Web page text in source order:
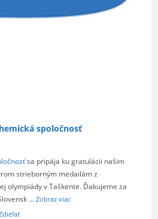
spoločnosť
sa pripája ku gratulácii našim
strieborným medailám z
olympiády v Taškente. Ďakujeme za
...Zobraz viac